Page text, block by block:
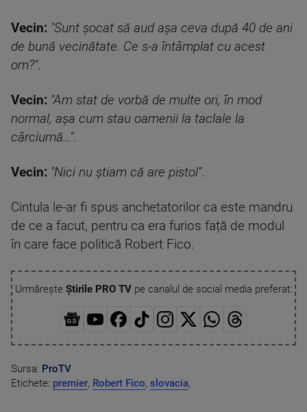
Vecin: "Sunt șocat să aud așa ceva după 40 de ani
de bună vecinătate. Ce s-a întâmplat cu acest
om?".
Vecin: "Am stat de vorbă de multe ori, în mod
normal, așa cum stau oamenii la taclale la
cârciumă...".
Vecin: "Nici nu știam că are pistol".
Cintula le-ar fi spus anchetatorilor ca este mandru
de ce a facut, pentru ca era furios față de modul
în care face politică Robert Fico.
Urmărește Știrile PRO TVpe canalul de social media preferat:
Sursa: ProTV
Etichete: premier, Robert Fico, slovacia,